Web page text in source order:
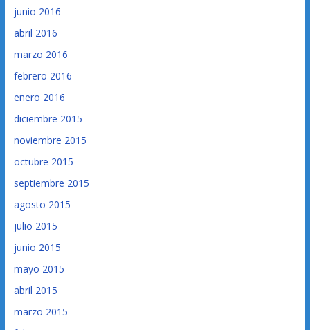
junio 2016
abril 2016
marzo 2016
febrero 2016
enero 2016
diciembre 2015
noviembre 2015
octubre 2015
septiembre 2015
agosto 2015
julio 2015
junio 2015
mayo 2015
abril 2015
marzo 2015